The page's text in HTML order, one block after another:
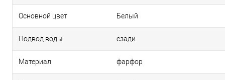
Основной цвет Белый
Подвод воды сзади
Материал фарфор